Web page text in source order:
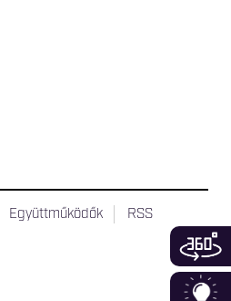
Együttműködők RSS